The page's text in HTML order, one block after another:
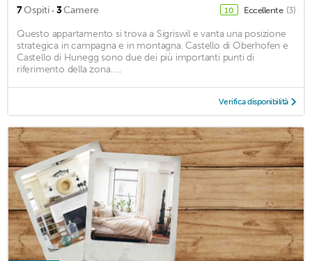
7Ospiti · 3Camere 10 Eccellente (3)
Questo appartamento si trova a Sigriswil e vanta una posizione
strategica in campagna e in montagna. Castello di Oberhofen e
Castello di Hunegg sono due dei più importanti punti di
riferimento della zona. ...
Verifica disponibilità